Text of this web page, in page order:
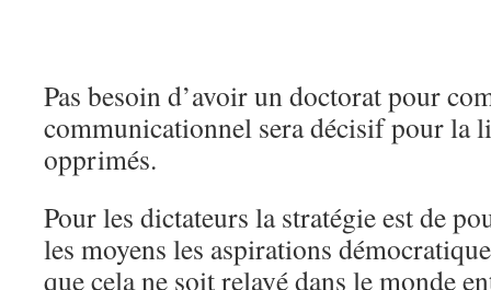
Pas besoin d’avoir un doctorat pour
communicationnel sera décisif pour la
opprimés.
Pour les dictateurs la stratégie est de
les moyens les aspirations
que cela ne soit relayé dans le monde